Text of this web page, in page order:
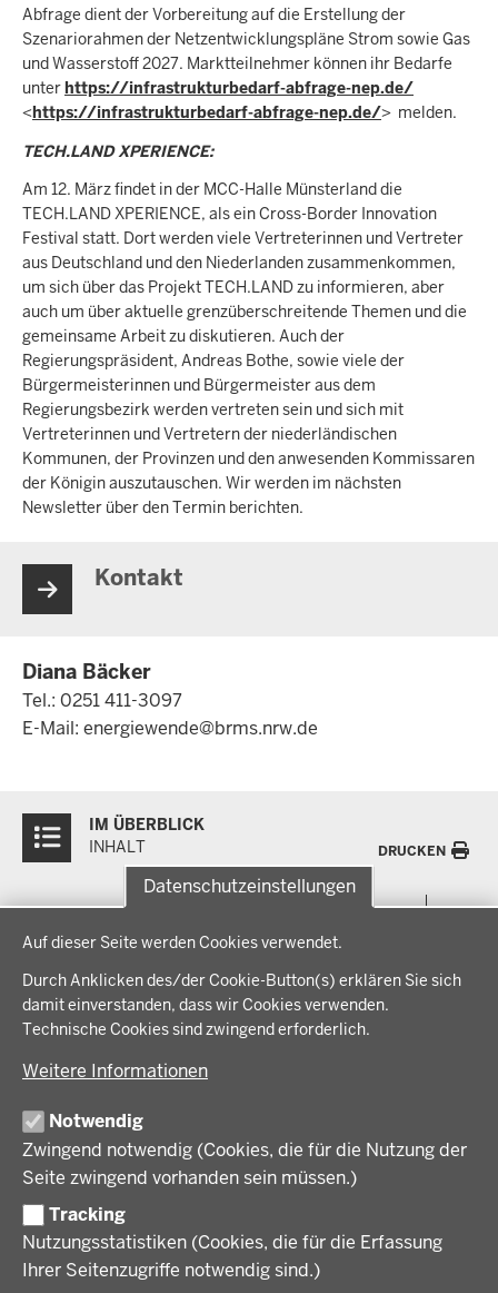
Datenschutzeinstellungen
Auf dieser Seite werden Cookies verwendet.
Durch Anklicken des/der Cookie-Button(s) erklären Sie sich
damit einverstanden, dass wir Cookies verwenden.
Technische Cookies sind zwingend erforderlich.
Weitere Informationen
Notwendig
Zwingend notwendig (Cookies, die für die Nutzung der
Seite zwingend vorhanden sein müssen.)
Tracking
Nutzungsstatistiken (Cookies, die für die Erfassung
Ihrer Seitenzugriffe notwendig sind.)
Abfrage dient der Vorbereitung auf die Erstellung der
Szenariorahmen der Netzentwicklungspläne Strom sowie Gas
und Wasserstoff 2027. Marktteilnehmer können ihr Bedarfe
unterhttps://infrastrukturbedarf-abfrage-nep.de/
<https://infrastrukturbedarf-abfrage-nep.de/> melden.
TECH.LAND XPERIENCE:
Am 12. März findet in der MCC-Halle Münsterland die
TECH.LAND XPERIENCE, als ein Cross-Border Innovation
Festival statt. Dort werden viele Vertreterinnen und Vertreter
aus Deutschland und den Niederlanden zusammenkommen,
um sich über das Projekt TECH.LAND zu informieren, aber
auch um über aktuelle grenzüberschreitende Themen und die
gemeinsame Arbeit zu diskutieren. Auch der
Regierungspräsident, Andreas Bothe, sowie viele der
Bürgermeisterinnen und Bürgermeister aus dem
Regierungsbezirk werden vertreten sein und sich mit
Vertreterinnen und Vertretern der niederländischen
Kommunen, der Provinzen und den anwesenden Kommissaren
der Königin auszutauschen. Wir werden im nächsten
Newsletter über den Termin berichten.
Kontakt
Diana Bäcker
Tel.: 0251 411-3097
E-Mail: energiewende@brms.nrw.de
Inhalte
IM ÜBERBLICK
INHALT
DRUCKEN
der
Fußzeile
THEMEN
Bauen, Planen und Verkehr
Bildung, Schule und Sport
Regionalplanung und Regionalrat
Wirtschaft, Kultur und Kommunales
IM FOKUS
Energiewende AG
Zusammenarbeit mit den Niederlanden
BEZIRKSREGIERUNG
Regierungsbezirk Münster
Geschichte und Gegenwart
Behördenleitung
Förderlotsinnen und Förderlotsen
KARRIERE UND AUSBILDUNG
Stellenangebote
Ausbildung
Volljurist:in
VERFAHREN UND BEKANNTMACHUNGEN
Amtsblatt